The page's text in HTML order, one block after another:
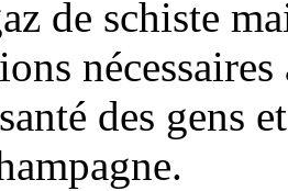
de schiste
des gens